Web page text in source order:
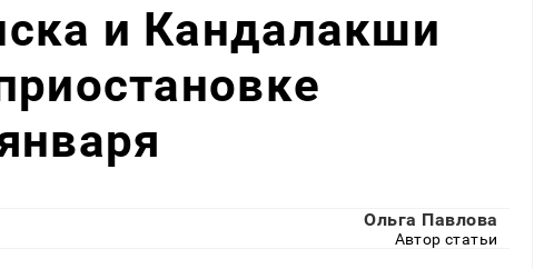
и Кандалакши
Ольга Павлова
Автор статьи